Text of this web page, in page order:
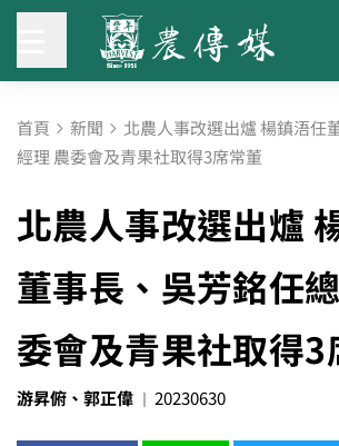
首頁 新聞 北農人事改選出爐 楊鎮浯
經理 農委會及青果社取得3席常董
北農人事改選出爐
董事長、吳芳銘任
委會及青果社取得
游昇俯、郭正偉 20230630